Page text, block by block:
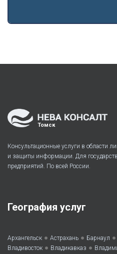
Томск
Консультационные услуги в области
и защиты информации. Для
предприятий. По всей России.
География услуг
Архангельск • Астрахань • Барнаул •
Владивосток • Владикавказ •